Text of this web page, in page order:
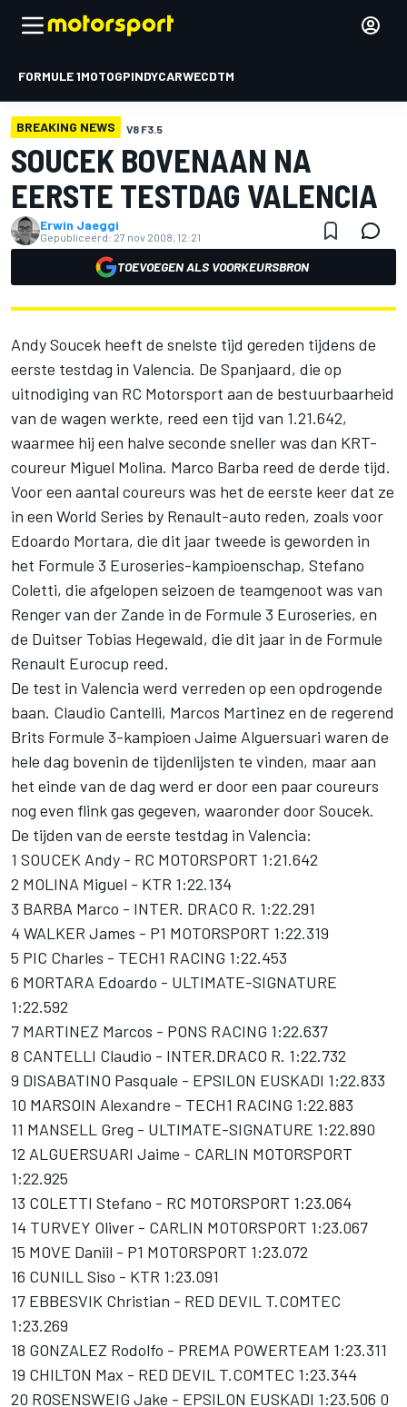
FORMULE 1MOTOGPINDYCARWECDTM
BREAKING NEWS V8 F3.5
SOUCEK BOVENAAN NA
EERSTE TESTDAG VALENCIA
Erwin Jaeggi
Gepubliceerd: 27 nov 2008, 12:21
TOEVOEGEN ALS VOORKEURSBRON
Andy Soucek heeft de snelste tijd gereden tijdens de
eerste testdag in Valencia. De Spanjaard, die op
uitnodiging van RC Motorsport aan de bestuurbaarheid
van de wagen werkte, reed een tijd van 1.21.642,
waarmee hij een halve seconde sneller was dan KRT-
coureur Miguel Molina. Marco Barba reed de derde tijd.
Voor een aantal coureurs was het de eerste keer dat ze
in een World Series by Renault-auto reden, zoals voor
Edoardo Mortara, die dit jaar tweede is geworden in
het Formule 3 Euroseries-kampioenschap, Stefano
Coletti, die afgelopen seizoen de teamgenoot was van
Renger van der Zande in de Formule 3 Euroseries, en
de Duitser Tobias Hegewald, die dit jaar in de Formule
Renault Eurocup reed.
De test in Valencia werd verreden op een opdrogende
baan. Claudio Cantelli, Marcos Martinez en de regerend
Brits Formule 3-kampioen Jaime Alguersuari waren de
hele dag bovenin de tijdenlijsten te vinden, maar aan
het einde van de dag werd er door een paar coureurs
nog even flink gas gegeven, waaronder door Soucek.
De tijden van de eerste testdag in Valencia:
1 SOUCEK Andy - RC MOTORSPORT 1:21.642
2 MOLINA Miguel - KTR 1:22.134
3 BARBA Marco - INTER. DRACO R. 1:22.291
4 WALKER James - P1 MOTORSPORT 1:22.319
5 PIC Charles - TECH1 RACING 1:22.453
6 MORTARA Edoardo - ULTIMATE-SIGNATURE
1:22.592
7 MARTINEZ Marcos - PONS RACING 1:22.637
8 CANTELLI Claudio - INTER.DRACO R. 1:22.732
9 DISABATINO Pasquale - EPSILON EUSKADI 1:22.833
10 MARSOIN Alexandre - TECH1 RACING 1:22.883
11 MANSELL Greg - ULTIMATE-SIGNATURE 1:22.890
12 ALGUERSUARI Jaime - CARLIN MOTORSPORT
1:22.925
13 COLETTI Stefano - RC MOTORSPORT 1:23.064
14 TURVEY Oliver - CARLIN MOTORSPORT 1:23.067
15 MOVE Daniil - P1 MOTORSPORT 1:23.072
16 CUNILL Siso - KTR 1:23.091
17 EBBESVIK Christian - RED DEVIL T.COMTEC
1:23.269
18 GONZALEZ Rodolfo - PREMA POWERTEAM 1:23.311
19 CHILTON Max - RED DEVIL T.COMTEC 1:23.344
20 ROSENSWEIG Jake - EPSILON EUSKADI 1:23.506 0